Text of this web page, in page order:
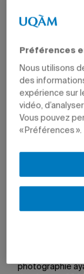
d’York
DIPLÔMÉS
La diplômée
remporte le Prix
photographie.
photographie
Préférences
Nous utilisons
des
expérience sur
vidéo,
Vous pouvez
« Préférences ».